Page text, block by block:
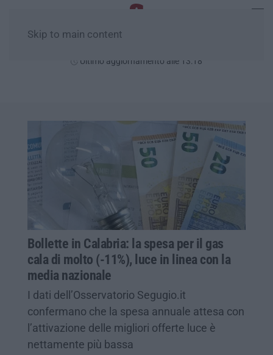
Skip to main content
Ultimo aggiornamento alle 13:18
Bollette in Calabria: la spesa per il gas
cala di molto (-11%), luce in linea con la
media nazionale
I dati dell’Osservatorio Segugio.it
confermano che la spesa annuale attesa con
l’attivazione delle migliori offerte luce è
nettamente più bassa